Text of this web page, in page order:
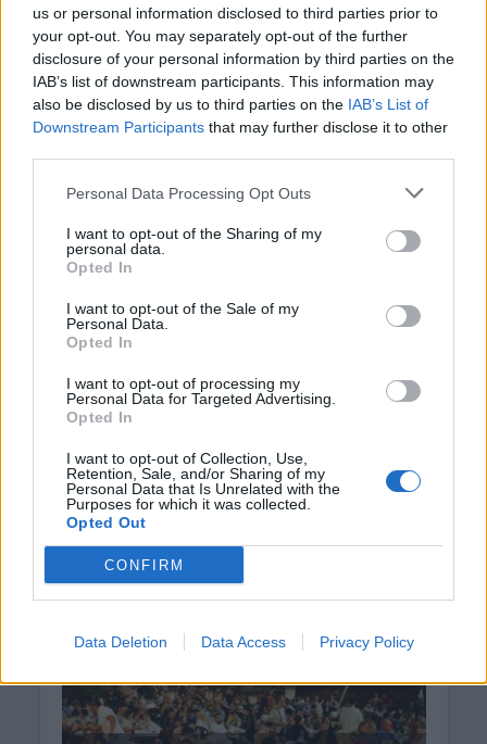
us or personal information disclosed to third parties prior to
your opt-out. You may separately opt-out of the further
disclosure of your personal information by third parties on the
IAB’s list of downstream participants. This information may
also be disclosed by us to third parties on the IAB’s List of
Downstream Participants that may further disclose it to other
Personal Data Processing Opt Outs
I want to opt-out of the Sharing of my
personal data.
Opted In
I want to opt-out of the Sale of my
Personal Data.
Opted In
I want to opt-out of processing my
Personal Data for Targeted Advertising.
Opted In
I want to opt-out of Collection, Use,
Retention, Sale, and/or Sharing of my
Personal Data that Is Unrelated with the
Purposes for which it was collected.
Opted Out
CONFIRM
Data Deletion Data Access Privacy Policy
7 Αυγούστου 2026 12:06
ΝΟΜΌΣ ΧΑΝΊΩΝ
Χανιά: Ξάπλωσε να κάνει
ηλιοθεραπεία και πέθανε!
Δημοφιλή αυτή την εβδομάδα